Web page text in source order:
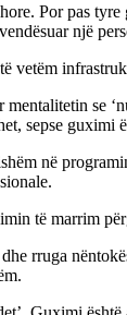
Por pas
një
vetëm
se
sepse
në
të marrim
rruga